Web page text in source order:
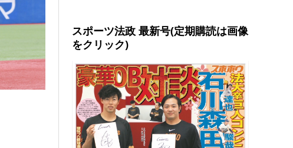
スポーツ法政 最新号(定期購読は画像
をクリック)